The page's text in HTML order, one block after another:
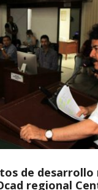
de desarrollo
regional